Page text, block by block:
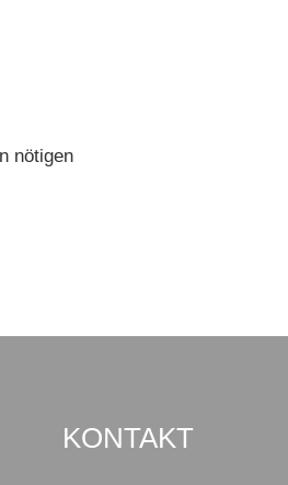
nötigen
KONTAKT